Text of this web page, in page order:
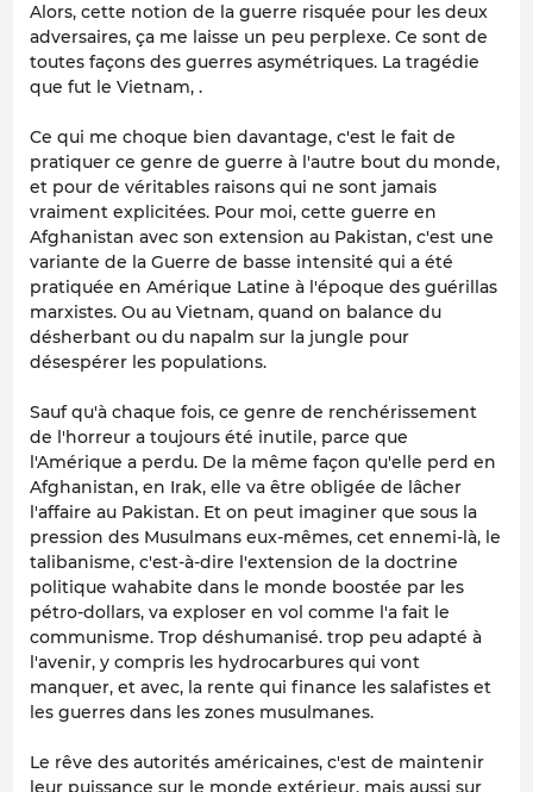
Alors, cette notion de la guerre risquée pour les deux
adversaires, ça me laisse un peu perplexe. Ce sont de
toutes façons des guerres asymétriques. La tragédie
que fut le Vietnam, .
Ce qui me choque bien davantage, c'est le fait de
pratiquer ce genre de guerre à l'autre bout du monde,
et pour de véritables raisons qui ne sont jamais
vraiment explicitées. Pour moi, cette guerre en
Afghanistan avec son extension au Pakistan, c'est une
variante de la Guerre de basse intensité qui a été
pratiquée en Amérique Latine à l'époque des guérillas
marxistes. Ou au Vietnam, quand on balance du
désherbant ou du napalm sur la jungle pour
désespérer les populations.
Sauf qu'à chaque fois, ce genre de renchérissement
de l'horreur a toujours été inutile, parce que
l'Amérique a perdu. De la même façon qu'elle perd en
Afghanistan, en Irak, elle va être obligée de lâcher
l'affaire au Pakistan. Et on peut imaginer que sous la
pression des Musulmans eux-mêmes, cet ennemi-là, le
talibanisme, c'est-à-dire l'extension de la doctrine
politique wahabite dans le monde boostée par les
pétro-dollars, va exploser en vol comme l'a fait le
communisme. Trop déshumanisé. trop peu adapté à
l'avenir, y compris les hydrocarbures qui vont
manquer, et avec, la rente qui finance les salafistes et
les guerres dans les zones musulmanes.
Le rêve des autorités américaines, c'est de maintenir